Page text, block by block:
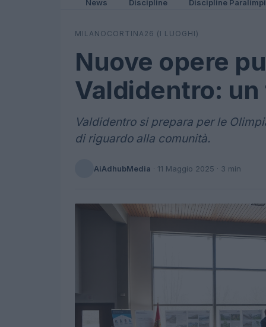
News Discipline Discipline
MILANOCORTINA26 (I LUOGHI)
Nuove opere
Valdidentro:
Valdidentro si prepara per le
di riguardo alla comunità.
AiAdhubMedia · 11 Maggio 2025 · 3 min